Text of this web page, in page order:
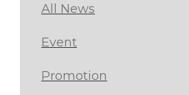
All News
Event
Promotion